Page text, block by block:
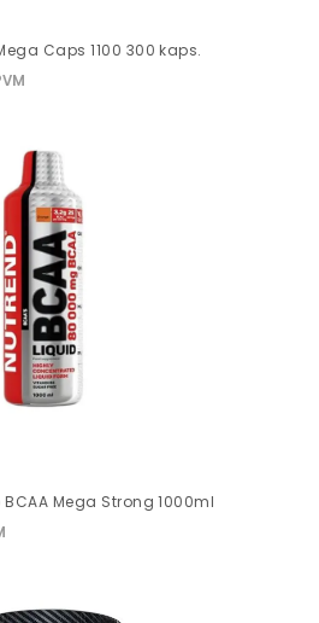
Caps 1100 300 kaps.
Mega Strong 1000ml